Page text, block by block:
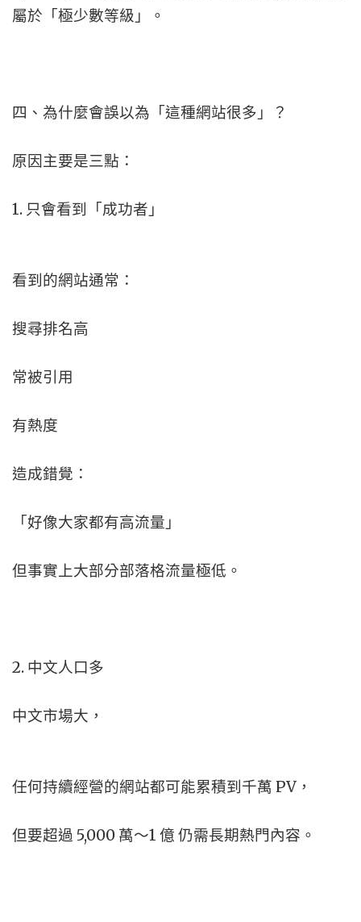
屬於「極少數等級」。
四、為什麼會誤以為「這種網站很多」？
原因主要是三點：
1. 只會看到「成功者」
看到的網站通常：
搜尋排名高
常被引用
有熱度
造成錯覺：
「好像大家都有高流量」
但事實上大部分部落格流量極低。
2. 中文人口多
中文市場大，
任何持續經營的網站都可能累積到千萬 PV，
但要超過 5,000 萬～1 億 仍需長期熱門內容。